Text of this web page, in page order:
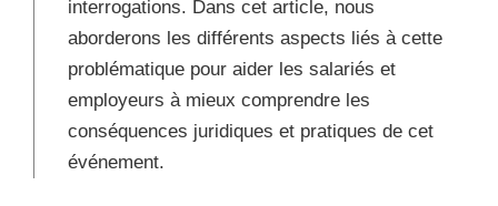
interrogations. Dans cet article, nous
aborderons les différents aspects liés à cette
problématique pour aider les salariés et
employeurs à mieux comprendre les
conséquences juridiques et pratiques de cet
événement.